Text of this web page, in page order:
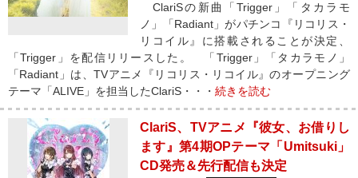
ClariSの新曲「Trigger」「タカラモ
ノ」「Radiant」がパチンコ『リコリス・
リコイル』に搭載されることが決定、
「Trigger」を配信リリースした。 「Trigger」「タカラモノ」
「Radiant」は、TVアニメ『リコリス・リコイル』のオープニング
テーマ「ALIVE」を担当したClariS・・・ 続きを読む
ClariS、TVアニメ『彼女、お借りし
ます』第4期OPテーマ「Umitsuki」
CD発売＆先行配信も決定